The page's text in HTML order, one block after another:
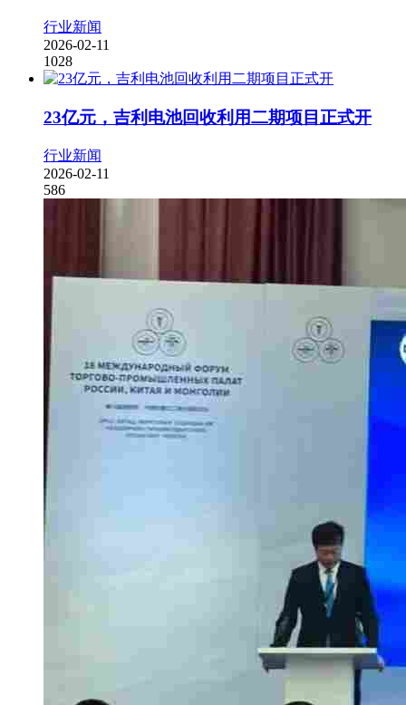
行业新闻
2026-02-11
1028
23亿元，吉利电池回收利用二期项目正式开
行业新闻
2026-02-11
586